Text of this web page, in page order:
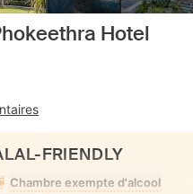
Hotel
FRIENDLY
Chambre exempte d'alcool